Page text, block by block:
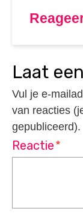
laat
Vul je e-
van reacties
gepubliceerd).
Reactie*